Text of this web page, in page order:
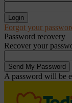
Forgot your
Password recovery
Recover your
A password will be